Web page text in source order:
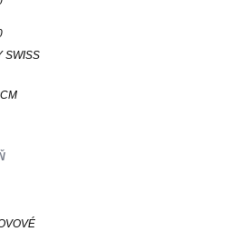
SWISS